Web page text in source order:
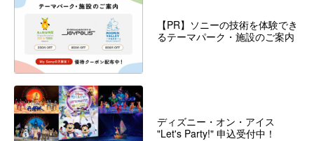
【PR】ソニーの技術を体験でき
るテーマパーク・施設のご案内
ディズニー・オン・アイス
"Let's Party!" 申込受付中！